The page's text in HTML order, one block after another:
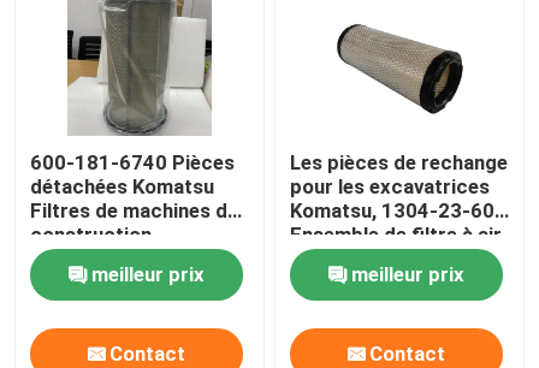
600-181-6740 Pièces
détachées Komatsu
Filtres de machines de
construction
automobile originaux
meilleur prix
Contact
Les pièces de rechange
pour les excavatrices
Komatsu, 1304-23-603
Ensemble de filtre à air
pour les excavatrices
meilleur prix
Contact